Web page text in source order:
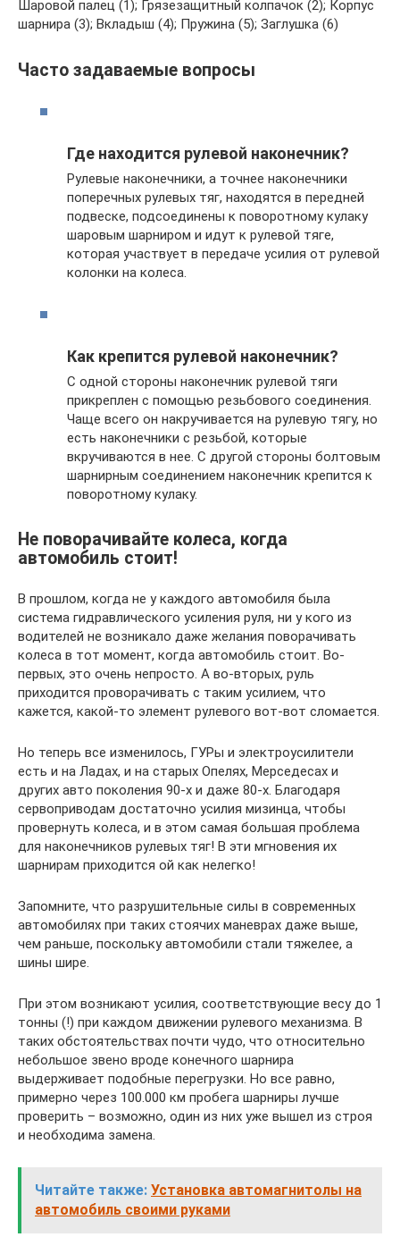
Шаровой палец (1); Грязезащитный колпачок (2); Корпус
шарнира (3); Вкладыш (4); Пружина (5); Заглушка (6)
Часто задаваемые вопросы
Где находится рулевой наконечник?
Рулевые наконечники, а точнее наконечники
поперечных рулевых тяг, находятся в передней
подвеске, подсоединены к поворотному кулаку
шаровым шарниром и идут к рулевой тяге,
которая участвует в передаче усилия от рулевой
колонки на колеса.
Как крепится рулевой наконечник?
С одной стороны наконечник рулевой тяги
прикреплен с помощью резьбового соединения.
Чаще всего он накручивается на рулевую тягу, но
есть наконечники с резьбой, которые
вкручиваются в нее. С другой стороны болтовым
шарнирным соединением наконечник крепится к
поворотному кулаку.
Не поворачивайте колеса, когда
автомобиль стоит!
В прошлом, когда не у каждого автомобиля была
система гидравлического усиления руля, ни у кого из
водителей не возникало даже желания поворачивать
колеса в тот момент, когда автомобиль стоит. Во-
первых, это очень непросто. А во-вторых, руль
приходится проворачивать с таким усилием, что
кажется, какой-то элемент рулевого вот-вот сломается.
Но теперь все изменилось, ГУРы и электроусилители
есть и на Ладах, и на старых Опелях, Мерседесах и
других авто поколения 90-х и даже 80-х. Благодаря
сервоприводам достаточно усилия мизинца, чтобы
провернуть колеса, и в этом самая большая проблема
для наконечников рулевых тяг! В эти мгновения их
шарнирам приходится ой как нелегко!
Запомните, что разрушительные силы в современных
автомобилях при таких стоячих маневрах даже выше,
чем раньше, поскольку автомобили стали тяжелее, а
шины шире.
При этом возникают усилия, соответствующие весу до 1
тонны (!) при каждом движении рулевого механизма. В
таких обстоятельствах почти чудо, что относительно
небольшое звено вроде конечного шарнира
выдерживает подобные перегрузки. Но все равно,
примерно через 100.000 км пробега шарниры лучше
проверить – возможно, один из них уже вышел из строя
и необходима замена.
Читайте также: Установка автомагнитолы на
автомобиль своими руками